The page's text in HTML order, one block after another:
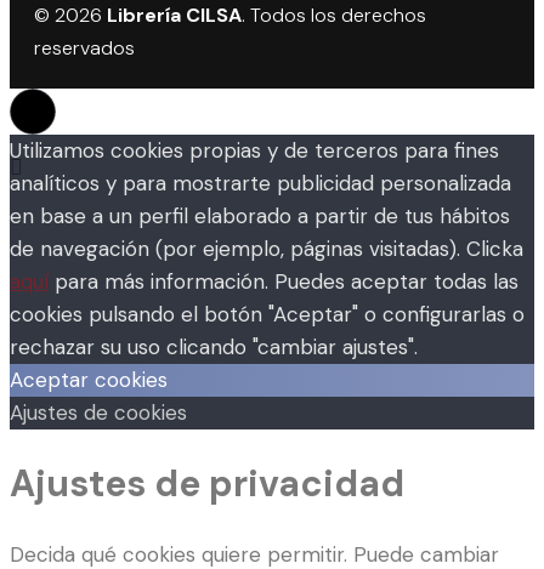
© 2026 Librería CILSA. Todos los derechos
reservados
Utilizamos cookies propias y de terceros para fines
analíticos y para mostrarte publicidad personalizada
en base a un perfil elaborado a partir de tus hábitos
de navegación (por ejemplo, páginas visitadas). Clicka
aquí para más información. Puedes aceptar todas las
cookies pulsando el botón "Aceptar" o configurarlas o
rechazar su uso clicando "cambiar ajustes".
Aceptar cookies
Ajustes de cookies
Ajustes de privacidad
Decida qué cookies quiere permitir. Puede cambiar